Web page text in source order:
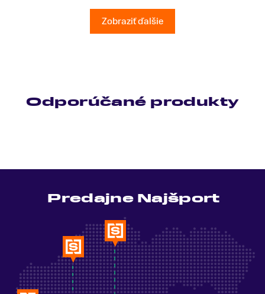
Ešte raz ďakujem.Zobraziť ďalšie
Odporúčané produkty
Predajne Najšport